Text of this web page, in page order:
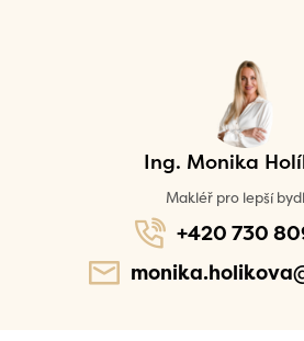
Ing. Monika
Makléř pro lepší
+420 730